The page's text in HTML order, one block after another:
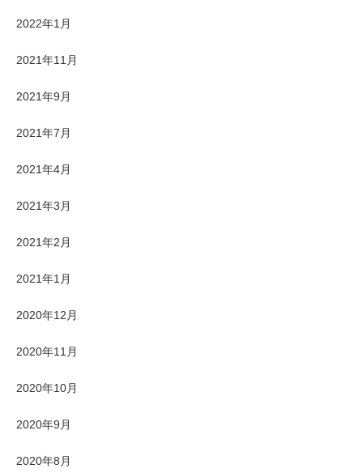
2022年1月
2021年11月
2021年9月
2021年7月
2021年4月
2021年3月
2021年2月
2021年1月
2020年12月
2020年11月
2020年10月
2020年9月
2020年8月